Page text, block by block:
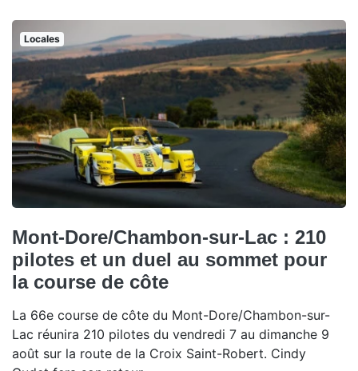
Locales
Mont-Dore/Chambon-sur-Lac : 210
pilotes et un duel au sommet pour
la course de côte
La 66e course de côte du Mont-Dore/Chambon-sur-
Lac réunira 210 pilotes du vendredi 7 au dimanche 9
août sur la route de la Croix Saint-Robert. Cindy